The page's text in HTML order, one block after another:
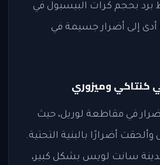
برد بحجم كرات البيسبول في
إلى أضرار جسيمة في
كنتاكي وميزوري
في مقاطعة لوريل، حيث
أضرارًا بالبنية التحتية.
سانت لويس بشكل كبير،